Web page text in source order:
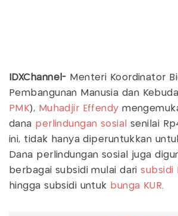
IDXChannel- Menteri Koordinator
Pembangunan Manusia dan
PMK), Muhadjir Effendy
dana perlindungan sosial
senilai
ini, tidak hanya diperuntukkan
Dana perlindungan sosial juga
berbagai subsidi mulai darisubsidi
hingga subsidi untuk bunga KUR.